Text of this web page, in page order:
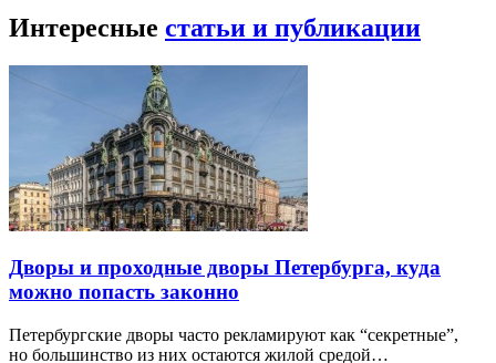
Интересные статьи и публикации
Дворы и проходные дворы Петербурга, куда
можно попасть законно
Петербургские дворы часто рекламируют как “секретные”,
но большинство из них остаются жилой средой…